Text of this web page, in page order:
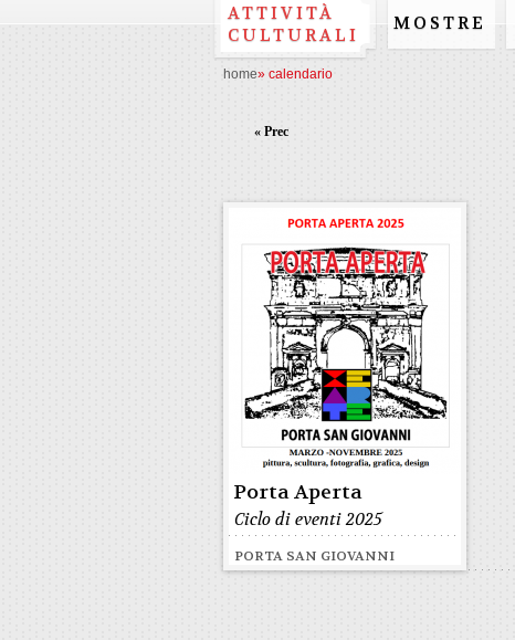
ATTIVITÀ
CULTURALI
MOSTRE
home» calendario
« Prec
Porta Aperta
Ciclo di eventi 2025
PORTA SAN GIOVANNI